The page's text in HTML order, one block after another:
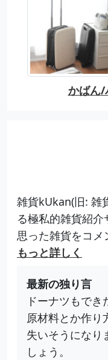
かばん/
雑貨kUkan(旧: 雑
る極私的雑貨紹
思った雑貨をコメ
もっと詳しく
最新の独り言
ドーナツもでき
原材料とか作り
失いそうになり
しょう。